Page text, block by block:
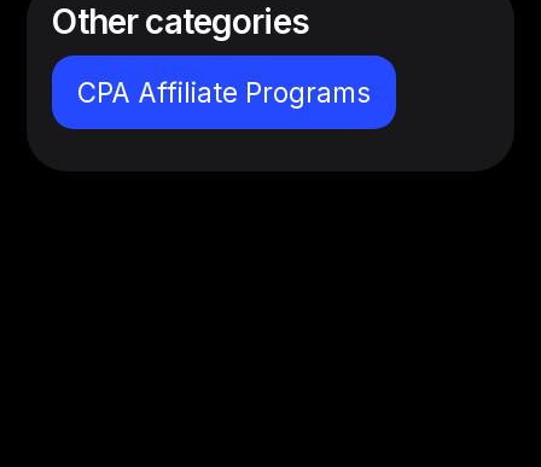
Other categories
CPA Affiliate Programs